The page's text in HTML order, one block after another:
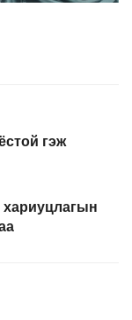
гэж